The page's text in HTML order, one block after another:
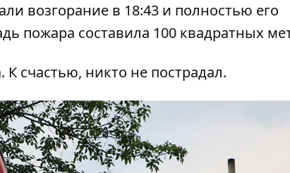
возгорание в 18:43 и полностью его
пожара составила 100 квадратных
счастью, никто не пострадал.